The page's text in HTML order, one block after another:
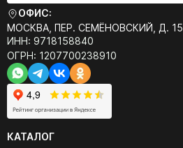
ОФИС:
МОСКВА, ПЕР. СЕМЁНОВСКИЙ, Д. 15
ИНН: 9718158840
ОГРН: 1207700238910
КАТАЛОГ